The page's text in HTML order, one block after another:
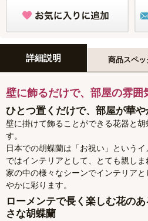
詳細説明 商品スペッ
壁に飾るだけで、部屋の雰囲
ひとつ置くだけで、部屋が華
壁に掛けて飾ることができる花器と
す。
日本での胡蝶蘭は「お祝い」という
ではインテリアとして、とても親しま
家の中の様々なシーンでインテリア
やかに彩ります。
ローメンテで長く楽しむ花の
さな胡蝶蘭